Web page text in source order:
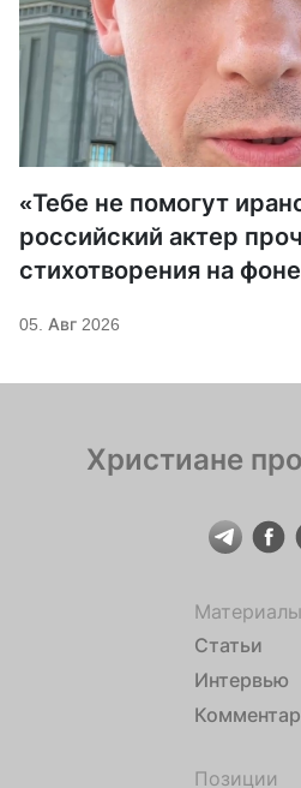
«Тебе не помогут
российский актер
стихотворения на
05. Авг 2026
Христиане
Материалы
Статьи
Интервью
Позиции